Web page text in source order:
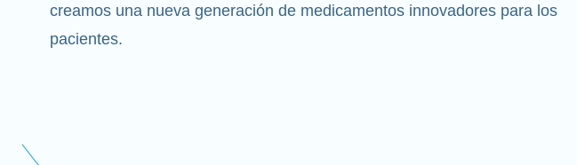
creamos una nueva generación de medicamentos innovadores para los
pacientes.